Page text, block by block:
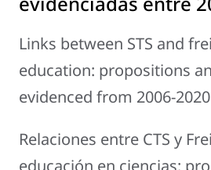
Links between STS and
education: propositions
evidenced from 2006-2020
Relaciones entre CTS y